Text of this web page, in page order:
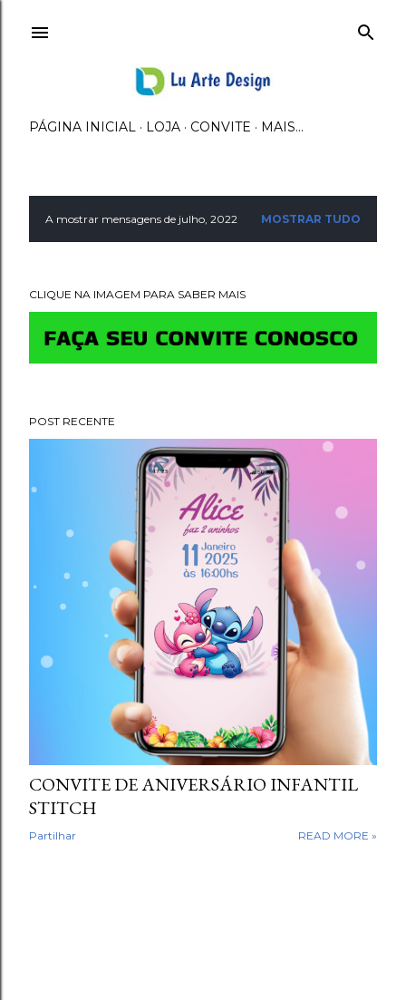
PÁGINA INICIAL LOJA CONVITE MAIS…
M
n
g
e
n
A mostrar mensagens de julho, 2022 MOSTRAR TUDO
CLIQUE NA IMAGEM PARA SABER MAIS
POST RECENTE
CONVITE DE ANIVERSÁRIO INFANTIL
STITCH
Partilhar READ MORE »